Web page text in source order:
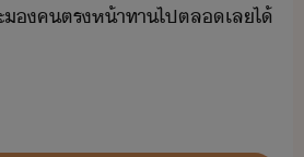
​​คตร​ห้า​ทา​ไป​ตล​เล​ไ้​